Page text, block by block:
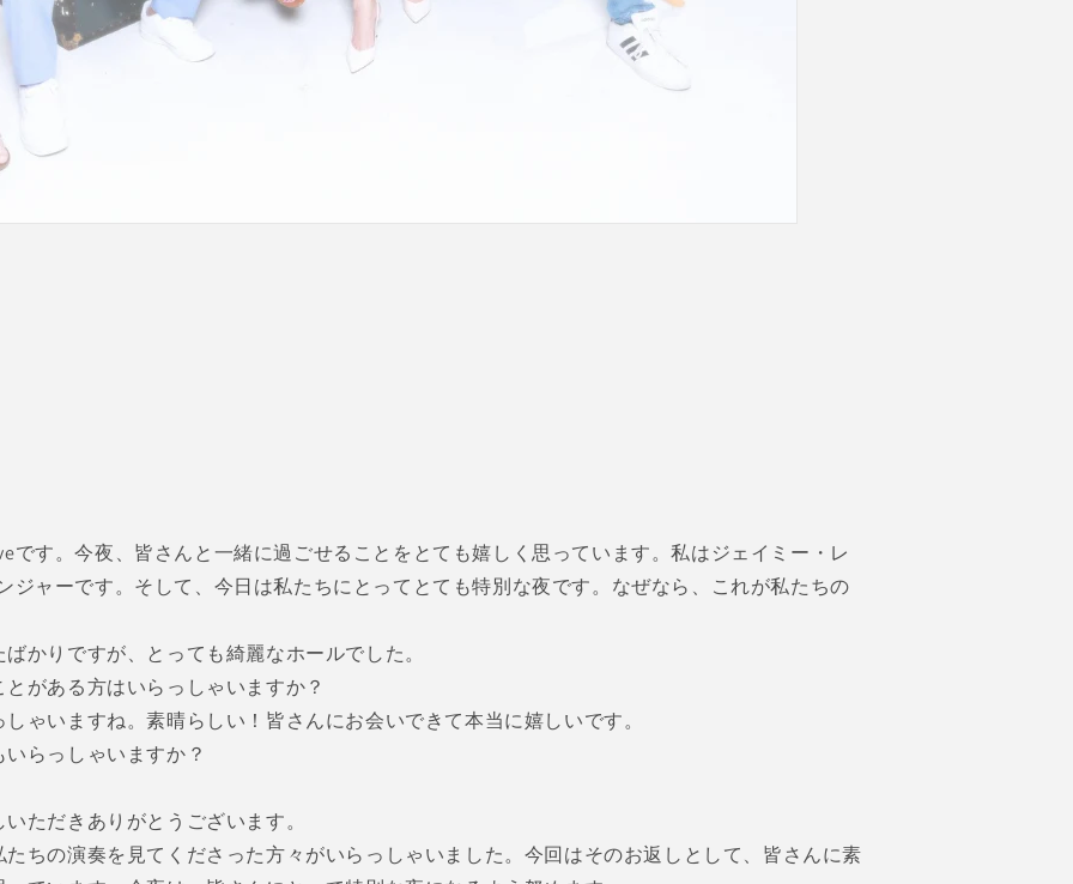
です。今夜、皆さんと一緒に過ごせることをとても嬉しく思っています。私はジェイミー・レ
ジャーです。そして、今日は私たちにとってとても特別な夜です。なぜなら、これが私たちの
かりですが、とっても綺麗なホールでした。
がある方はいらっしゃいますか？
ゃいますね。素晴らしい！皆さんにお会いできて本当に嬉しいです。
らっしゃいますか？
ただきありがとうございます。
ちの演奏を見てくださった方々がいらっしゃいました。今回はそのお返しとして、皆さんに素